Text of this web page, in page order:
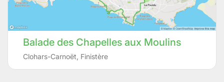
Balade des Chapelles aux Moulins
Clohars-Carnoët Finistère